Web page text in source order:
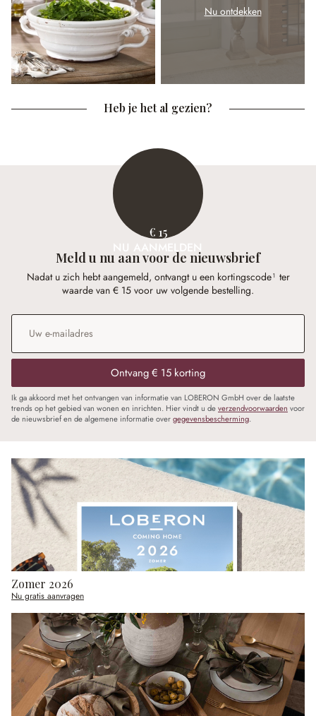
Nu ontdekken
Heb je het al gezien?
€ 15
NU AANMELDEN
Meld u nu aan voor de nieuwsbrief
Nadat u zich hebt aangemeld, ontvangt u een kortingscode¹ ter
waarde van € 15 voor uw volgende bestelling.
E-mailadres*
Ontvang € 15 korting
Ik ga akkoord met het ontvangen van informatie van LOBERON GmbH over de laatste
trends op het gebied van wonen en inrichten. Hier vindt u deverzendvoorwaarden voor
de nieuwsbrief en de algemene informatie overgegevensbescherming.
Zomer 2026
Nu gratis aanvragen